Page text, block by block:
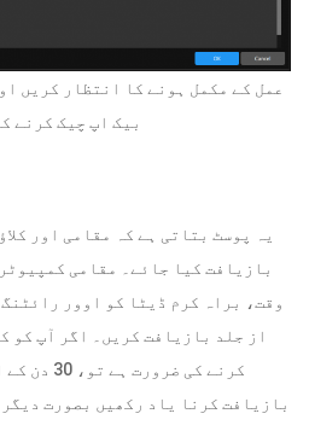
عمل کے مکمل ہونے کا انتظار کریں
بیک اپ چیک کرنے
یہ پوسٹ بتاتی ہے کہ مقامی اور
بازیافت کیا جائے۔ مقامی
وقت، براہ کرم ڈیٹا کو اوور
از جلد بازیافت کریں۔ اگر آپ کو
کرنے کی
بازیافت کرنا یاد رکھیں بصورت